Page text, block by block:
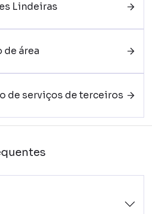
Lindeiras
de área
de serviços de terceiros